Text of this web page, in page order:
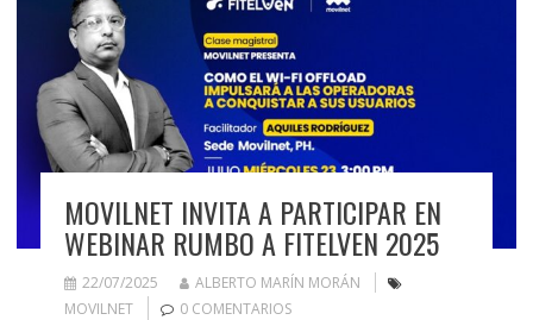
MOVILNET INVITA A PARTICIPAR EN
WEBINAR RUMBO A FITELVEN 2025
22/07/2025
ALBERTO MARÍN MORÁN
MOVILNET
0 COMENTARIOS